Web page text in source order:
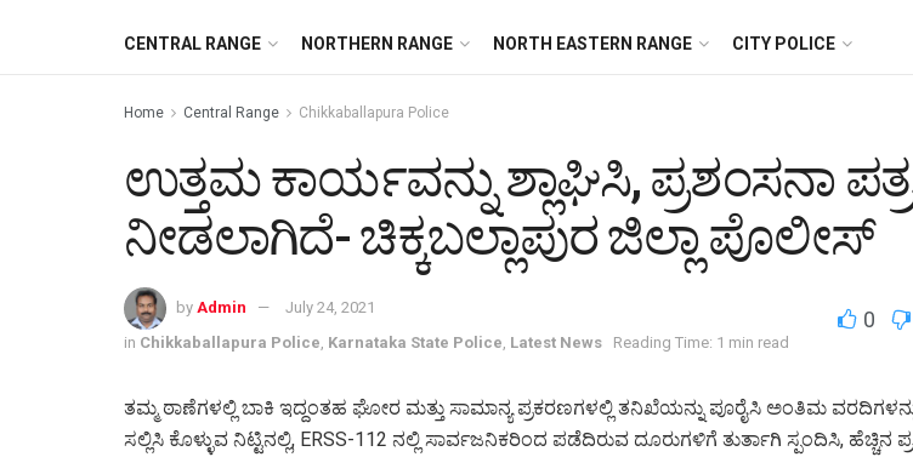
CENTRAL RANGE NORTHERN RANGE NORTH EASTERN RANGE CITY POLICE
Home Central Range Chikkaballapura Police
ಉತ್ತಮ ಕಾರ್ಯವನ್ನು ಶ್ಲಾಘಿಸಿ, ಪ್ರಶಂಸನಾ
ನೀಡಲಾಗಿದೆ- ಚಿಕ್ಕಬಲ್ಲಾಪುರ ಜಿಲ್ಲಾ ಪೊಲೀಸ್
by Admin
July 24, 2021
in Chikkaballapura Police Karnataka State Police Latest News Reading Time: 1 min read
0
ತಮ್ಮ ಠಾಣೆಗಳಲ್ಲಿ ಬಾಕಿ ಇದ್ದಂತಹ ಘೋರ ಮತ್ತು ಸಾಮಾನ್ಯ ಪ್ರಕರಣಗಳಲ್ಲಿ ತನಿಖೆಯನ್ನು ಪೂರೈಸಿ ಅಂತಿಮ
ಸಲ್ಲಿಸಿ ಕೊಳ್ಳುವ ನಿಟ್ಟಿನಲ್ಲಿ, ERSS-112 ನಲ್ಲಿ ಸಾರ್ವಜನಿಕರಿಂದ ಪಡೆದಿರುವ ದೂರುಗಳಿಗೆ ತುರ್ತಾಗಿ ಸ್ಪಂದಿಸಿ, ಹೆಚ್ಚಿನ